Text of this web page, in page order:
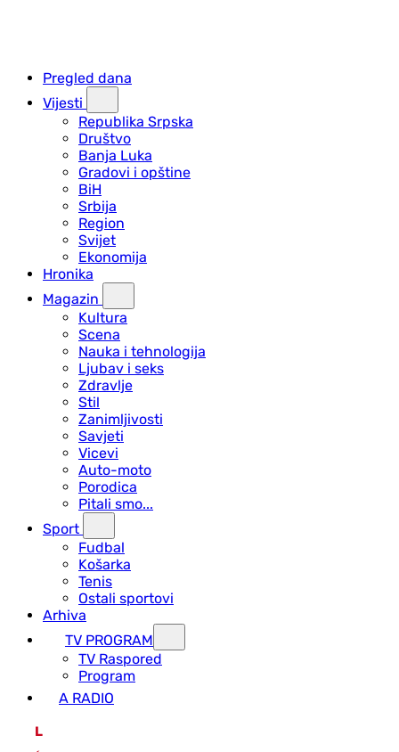
Pregled dana
Vijesti
Republika Srpska
Društvo
Banja Luka
Gradovi i opštine
BiH
Srbija
Region
Svijet
Ekonomija
Hronika
Magazin
Kultura
Scena
Nauka i tehnologija
Ljubav i seks
Zdravlje
Stil
Zanimljivosti
Savjeti
Vicevi
Auto-moto
Porodica
Pitali smo...
Sport
Fudbal
Košarka
Tenis
Ostali sportovi
Arhiva
TV PROGRAM
ТV Raspored
Program
A RADIO
L